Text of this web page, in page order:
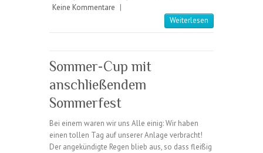
Keine Kommentare |
Weiterlesen
Sommer-Cup mit
anschließendem
Sommerfest
Bei einem waren wir uns Alle einig: Wir haben
einen tollen Tag auf unserer Anlage verbracht!
Der angekündigte Regen blieb aus, so dass fleißig